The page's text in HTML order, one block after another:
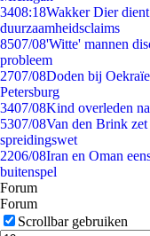
3408:18Wakker Dier
duurzaamheidsclaims
8507/08'Witte' mannen
probleem
2707/08Doden bij
Petersburg
3407/08Kind overleden
5307/08Van den Brink zet
spreidingswet
2206/08Iran en Oman
buitenspel
Forum
Forum
Scrollbar gebruiken